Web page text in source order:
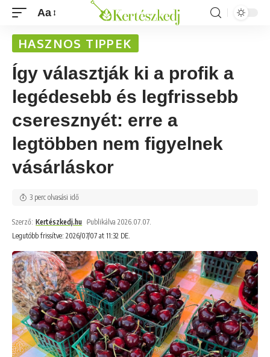
Aa
HASZNOS TIPPEK
Így választják ki a profik a
legédesebb és legfrissebb
cseresznyét: erre a
legtöbben nem figyelnek
vásárláskor
Legutóbb frissítve: 2026/07/07 at 11:32 DE.
Szerző: Kertészkedj.hu Publikálva 2026.07.07.
3 perc olvasási idő